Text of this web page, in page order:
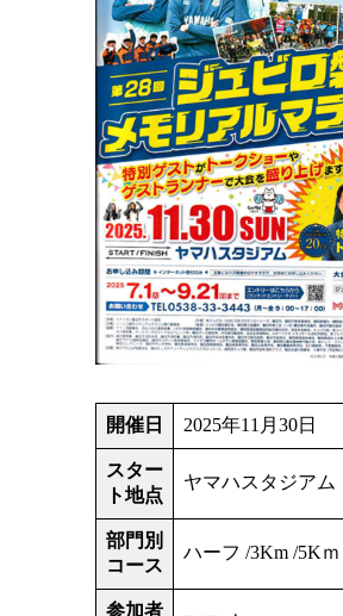
開催日 2025年11月30日
スター
ト地点
ヤマハスタジアム
部門別
コース
ハーフ /3Km /5Kｍ
参加者